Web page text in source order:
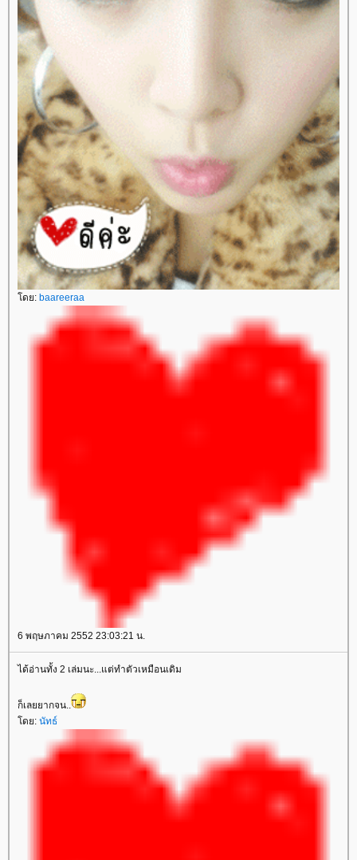
ดย: baareeraa
6 พฤษภาคม 2552 23:03:21 น.
ได้อ่านทั้ง 2 เล่มนะ...แต่ทำตัวเหมือนเดิม
ก็เลยยากจน..
ดย: นัทธ์